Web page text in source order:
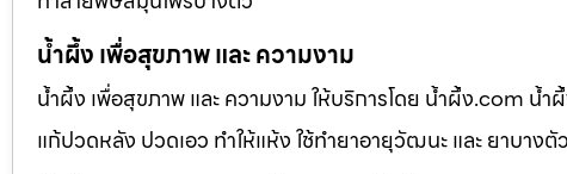
น้ำผึ้ง เพื่อสุขภาพ และ ความงาม
น้ำผึ้ง เพื่อสุขภาพ และ ความงาม ให้บริการโดย น้ำผึ้ง.com
แก้ปวดหลัง ปวดเอว ทำให้แห้ง ใช้ทำยาอายุวัฒนะ และ ยาบาง